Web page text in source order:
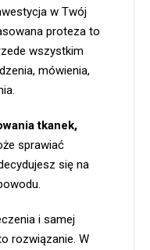
w Twój
proteza to
wszystkim
mówienia,
tkanek,
sprawiać
się na
i samej
rozwiązanie. W